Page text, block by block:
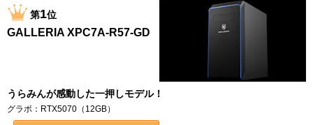
第1位
GALLERIA XPC7A-R57-GD
うらみんが感動した一押しモデル！
グラボ：RTX5070（12GB）